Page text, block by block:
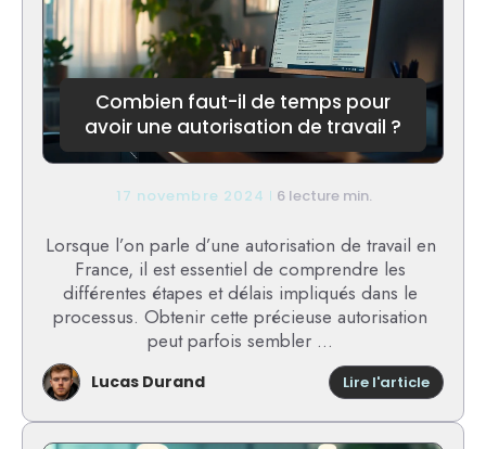
savoir
Combien faut-il de temps pour
avoir une autorisation de travail ?
17 novembre 2024 6 lecture min.
Lorsque l’on parle d’une autorisation de travail en
France, il est essentiel de comprendre les
différentes étapes et délais impliqués dans le
processus. Obtenir cette précieuse autorisation
peut parfois sembler ...
Lucas Durand Lire l'article:
faut-
il